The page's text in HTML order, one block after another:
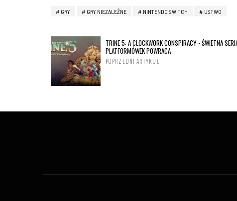
GRY GRY NIEZALEŻNE NINTENDO SWITCH USTWO
TRINE 5: A CLOCKWORK CONSPIRACY - ŚWIETNA
PLATFORMÓWEK POWRACA
POPRZEDNI ARTYKUŁ